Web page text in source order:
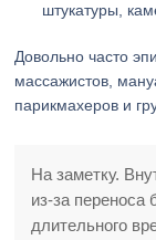
штукатуры,
Довольно часто
массажистов,
парикмахеров и
На заметку.
из-за переноса
длительного